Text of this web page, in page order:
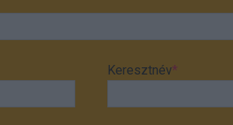
Keresztnév*